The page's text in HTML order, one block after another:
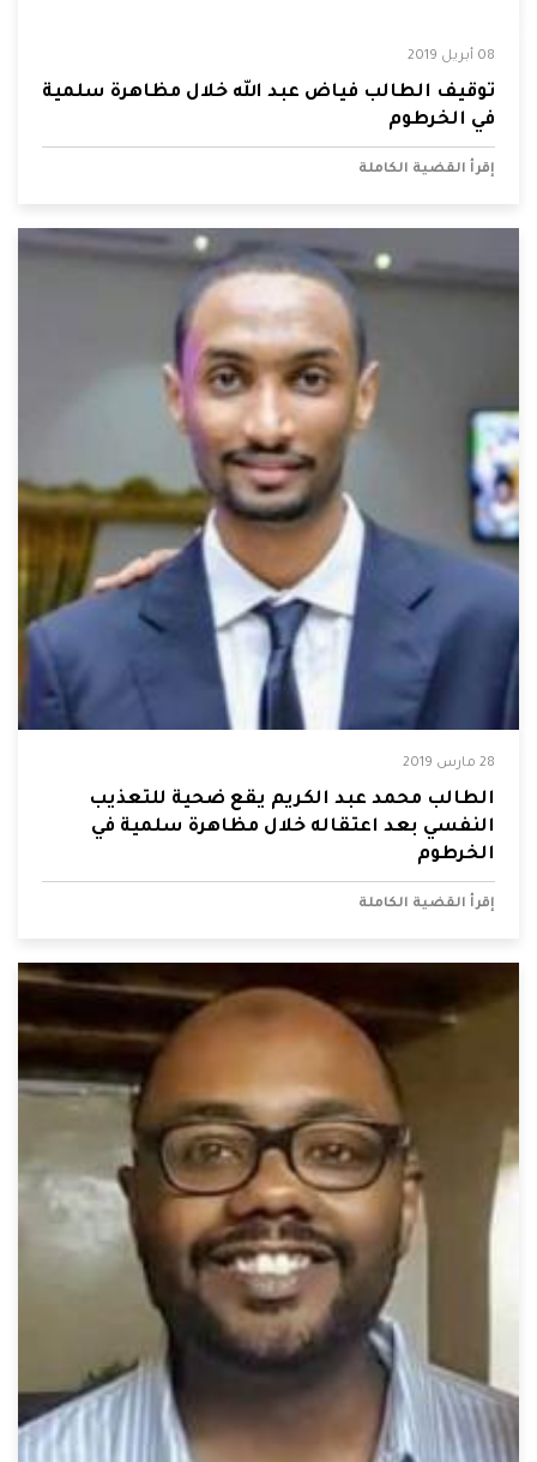
08 أبريل 2019
توقيف الطالب فياض عبد الله خلال مظاهرة سلمية
في الخرطوم
إقرأ القضية الكاملة
28 مارس 2019
الطالب محمد عبد الكريم يقع ضحية للتعذيب
النفسي بعد اعتقاله خلال مظاهرة سلمية في
الخرطوم
إقرأ القضية الكاملة